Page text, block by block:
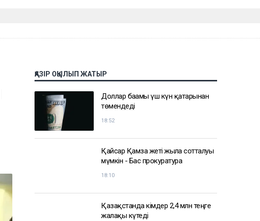
ҚАЗІР ОҚЫЛЫП ЖАТЫР
Доллар бағамы үш күн қатарынан
төмендеді
18:52
Қайсар Қамза жеті жылға сотталуы
мүмкін - Бас прокуратура
18:10
Қазақстанда кімдер 2,4 млн теңге
жалақы күтеді